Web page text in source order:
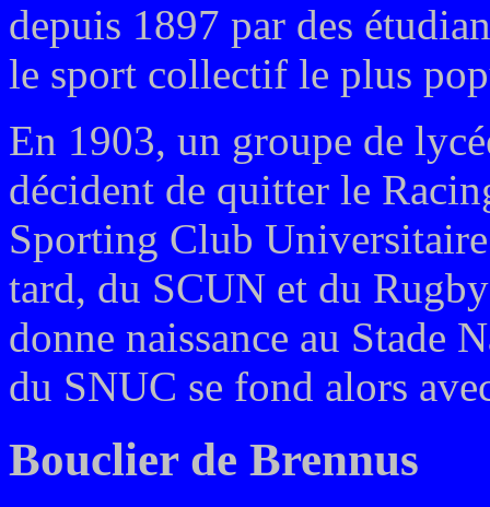
depuis 1897 par des
le sport collectif le plus
En 1903, un groupe de
décident de quitter le
Sporting Club
tard, du SCUN et du
donne naissance au Stade
du SNUC se fond alors
Bouclier de Brennus